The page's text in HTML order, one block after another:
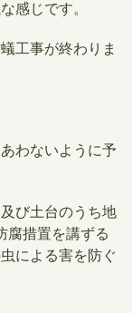
感じです。
工事が終わりま
わないように予
び土台のうち地
腐措置を講ずる
による害を防ぐ